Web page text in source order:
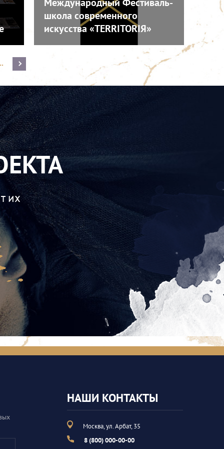
школа современного
искусства «TERRITORIЯ»
их
НАШИ КОНТАКТЫ
Москва, ул. Арбат, 35
8 (800) 000-00-00